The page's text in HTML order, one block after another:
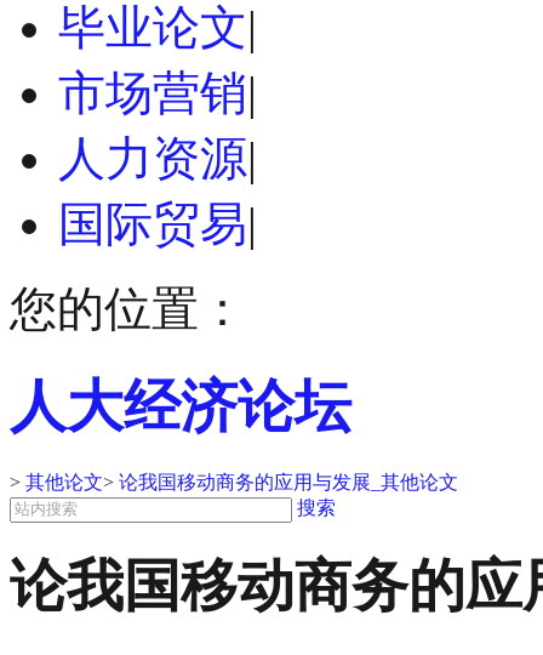
毕业论文|
市场营销|
人力资源|
国际贸易|
您的位置：
人大经济论坛
> 其他论文> 论我国移动商务的应用与发展_其他论文
搜索
论我国移动商务的